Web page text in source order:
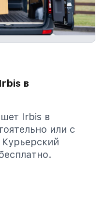
в
Irbis в
или с